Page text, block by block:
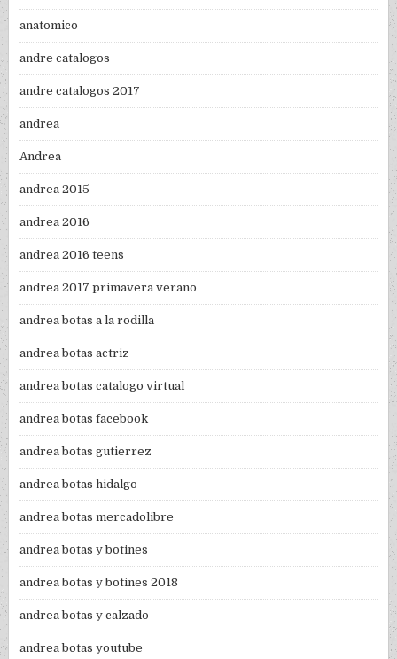
anatomico
andre catalogos
andre catalogos 2017
andrea
Andrea
andrea 2015
andrea 2016
andrea 2016 teens
andrea 2017 primavera verano
andrea botas a la rodilla
andrea botas actriz
andrea botas catalogo virtual
andrea botas facebook
andrea botas gutierrez
andrea botas hidalgo
andrea botas mercadolibre
andrea botas y botines
andrea botas y botines 2018
andrea botas y calzado
andrea botas youtube